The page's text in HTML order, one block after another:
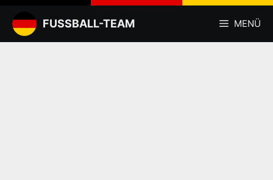
Inhalt
springen
FUSSBALL-TEAM MENÜ